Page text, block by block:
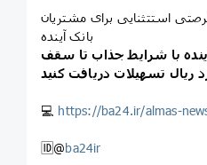
استتثنایی برای مشتریان
بانک آینده
با شرایط جذاب تا سقف
💻 https://ba24.ir/almas-
🆔@ba24ir